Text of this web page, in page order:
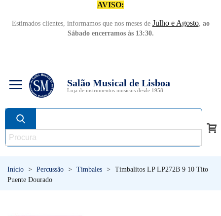
AVISO:
Estimados clientes, informamos que nos meses de Julho e Agosto, ao
Sábado encerramos às 13:30.
Salão Musical de Lisboa
Loja de instrumentos musicais desde 1958
Início > Percussão > Timbales >
Timbalitos LP LP272B 9 10 Tito
Puente Dourado